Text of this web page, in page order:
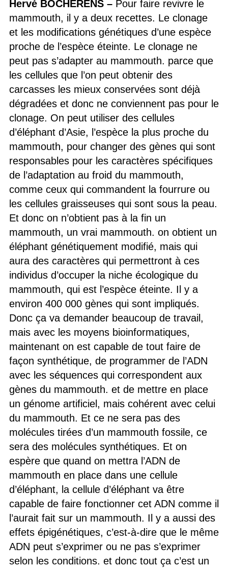
Hervé BOCHERENS –Pour faire revivre le
mammouth, il y a deux recettes. Le clonage
et les modifications génétiques d’une espèce
proche de l’espèce éteinte. Le clonage ne
peut pas s’adapter au mammouth. parce que
les cellules que l’on peut obtenir des
carcasses les mieux conservées sont déjà
dégradées et donc ne conviennent pas pour le
clonage. On peut utiliser des cellules
d’éléphant d’Asie, l’espèce la plus proche du
mammouth, pour changer des gènes qui sont
responsables pour les caractères spécifiques
de l’adaptation au froid du mammouth,
comme ceux qui commandent la fourrure ou
les cellules graisseuses qui sont sous la peau.
Et donc on n’obtient pas à la fin un
mammouth, un vrai mammouth. on obtient un
éléphant génétiquement modifié, mais qui
aura des caractères qui permettront à ces
individus d’occuper la niche écologique du
mammouth, qui est l’espèce éteinte. Il y a
environ 400 000 gènes qui sont impliqués.
Donc ça va demander beaucoup de travail,
mais avec les moyens bioinformatiques,
maintenant on est capable de tout faire de
façon synthétique, de programmer de l’ADN
avec les séquences qui correspondent aux
gènes du mammouth. et de mettre en place
un génome artificiel, mais cohérent avec celui
du mammouth. Et ce ne sera pas des
molécules tirées d’un mammouth fossile, ce
sera des molécules synthétiques. Et on
espère que quand on mettra l’ADN de
mammouth en place dans une cellule
d’éléphant, la cellule d’éléphant va être
capable de faire fonctionner cet ADN comme il
l’aurait fait sur un mammouth. Il y a aussi des
effets épigénétiques, c’est-à-dire que le même
ADN peut s’exprimer ou ne pas s’exprimer
selon les conditions. et donc tout ça c’est un